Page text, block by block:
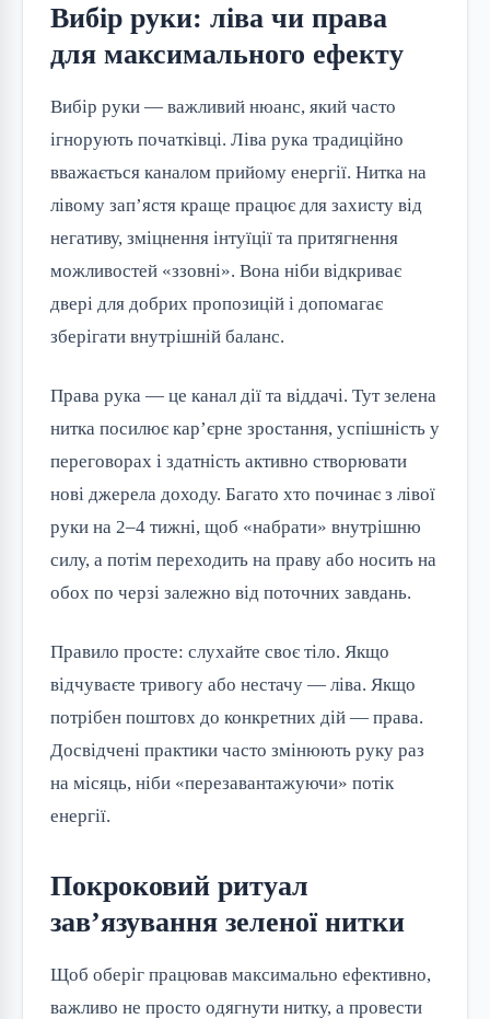
Вибір руки: ліва чи права
для максимального ефекту
Вибір руки — важливий нюанс, який часто
ігнорують початківці. Ліва рука традиційно
вважається каналом прийому енергії. Нитка на
лівому зап’ястя краще працює для захисту від
негативу, зміцнення інтуїції та притягнення
можливостей «ззовні». Вона ніби відкриває
двері для добрих пропозицій і допомагає
зберігати внутрішній баланс.
Права рука — це канал дії та віддачі. Тут зелена
нитка посилює кар’єрне зростання, успішність у
переговорах і здатність активно створювати
нові джерела доходу. Багато хто починає з лівої
руки на 2–4 тижні, щоб «набрати» внутрішню
силу, а потім переходить на праву або носить на
обох по черзі залежно від поточних завдань.
Правило просте: слухайте своє тіло. Якщо
відчуваєте тривогу або нестачу — ліва. Якщо
потрібен поштовх до конкретних дій — права.
Досвідчені практики часто змінюють руку раз
на місяць, ніби «перезавантажуючи» потік
енергії.
Покроковий ритуал
зав’язування зеленої нитки
Щоб оберіг працював максимально ефективно,
важливо не просто одягнути нитку, а провести